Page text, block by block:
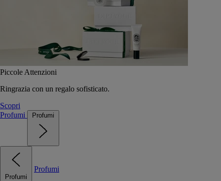
Piccole Attenzioni
Ringrazia con un regalo sofisticato.
Scopri
Profumi
Profumi
Profumi
Profumi